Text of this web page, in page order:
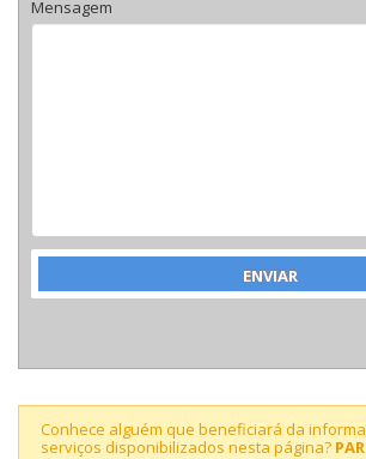
Mensagem
Conhece alguém que beneficiará da
serviços disponibilizados nesta página?